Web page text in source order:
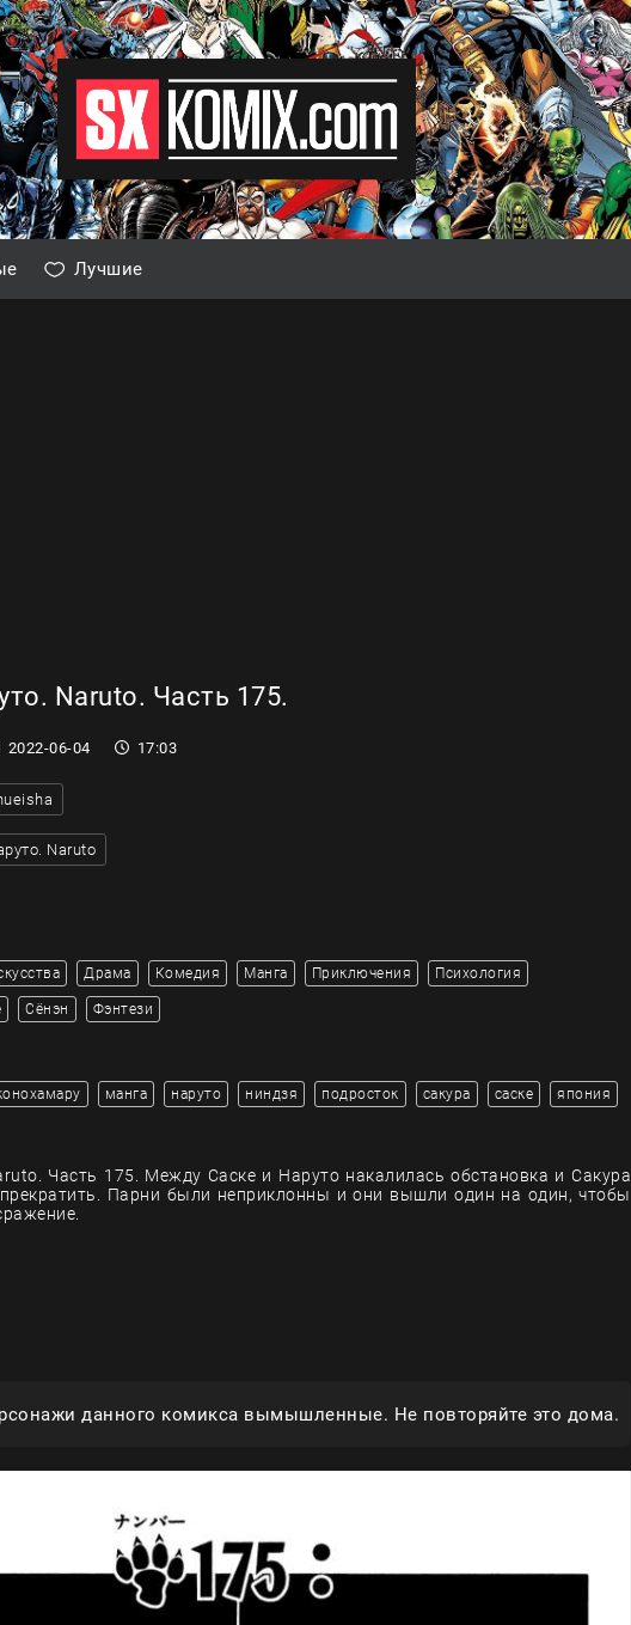
Лучшие
Naruto. Часть 175.
2022-06-04 17:03
Naruto
Драма Комедия Манга Приключения Психология
Сёнэн Фэнтези
манга наруто ниндзя подросток сакура саске япония
Часть 175. Между Саске и Наруто накалилась обстановка и Сакура
Парни были неприклонны и они вышли один на один, чтобы
данного комикса вымышленные. Не повторяйте это дома.